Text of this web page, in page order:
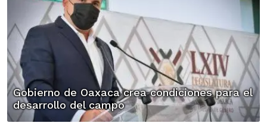
Gobierno de Oaxaca crea condiciones para el
desarrollo del campo